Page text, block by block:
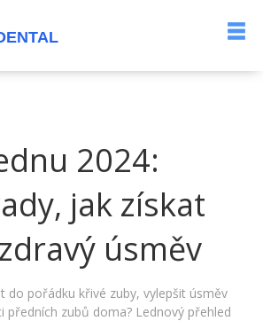
2024:
jak získat
úsměv
do pořádku křivé zuby, vylepšit úsměv
předních zubů doma? Lednový přehled